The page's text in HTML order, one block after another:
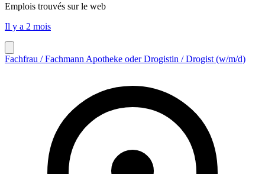
Emplois trouvés sur le web
Il y a 2 mois
Fachfrau / Fachmann Apotheke oder Drogistin / Drogist (w/m/d)